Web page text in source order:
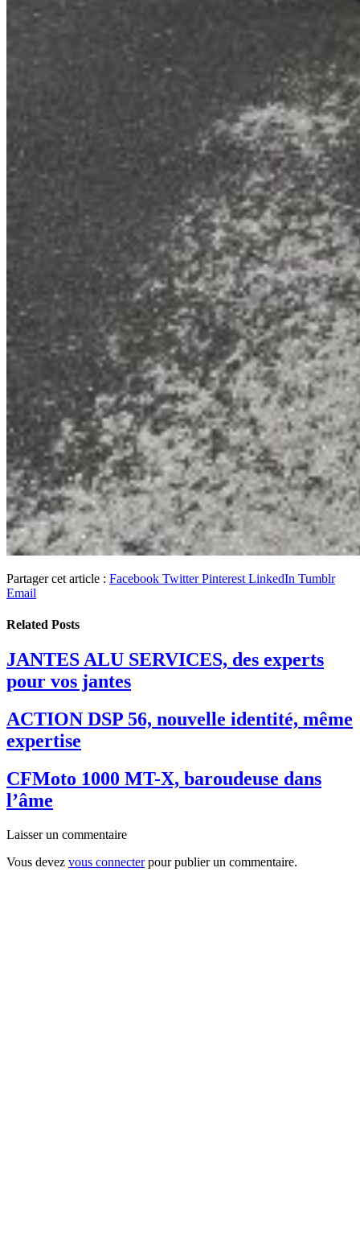
Partager cet article : Facebook Twitter Pinterest LinkedIn Tumblr
Email
Related Posts
JANTES ALU SERVICES, des experts
pour vos jantes
ACTION DSP 56, nouvelle identité, même
expertise
CFMoto 1000 MT-X, baroudeuse dans
l’âme
Laisser un commentaire
Vous devez vous connecterpour publier un commentaire.